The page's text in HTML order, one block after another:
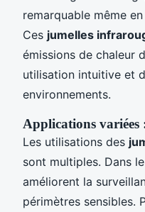
remarquable même
Ces jumelles
émissions de chaleur
utilisation intuitive et
environnements.
Applications
Les utilisations des
sont multiples. Dans
améliorent la
périmètres sensibles.